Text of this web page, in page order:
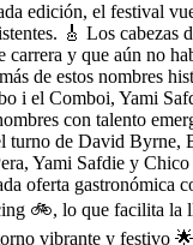
edición, el festival
🎸 Los cabezas
y que aún no
de estos nombres
i el Comboi, Yami
con talento
turno de David
Yami Safdie y
oferta gastronómica
🚲, lo que facilita la
vibrante y festivo